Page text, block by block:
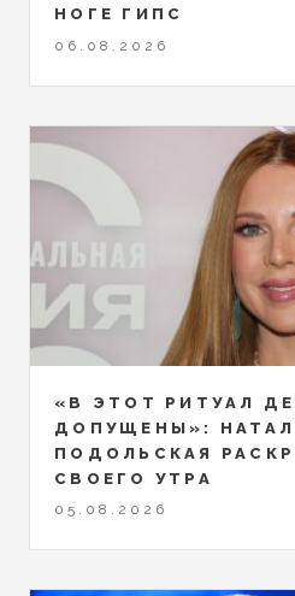
НОГЕ ГИПС
06.08.2026
«В ЭТОТ РИТУАЛ
ДОПУЩЕНЫ»:
ПОДОЛЬСКАЯ
СВОЕГО УТРА
05.08.2026